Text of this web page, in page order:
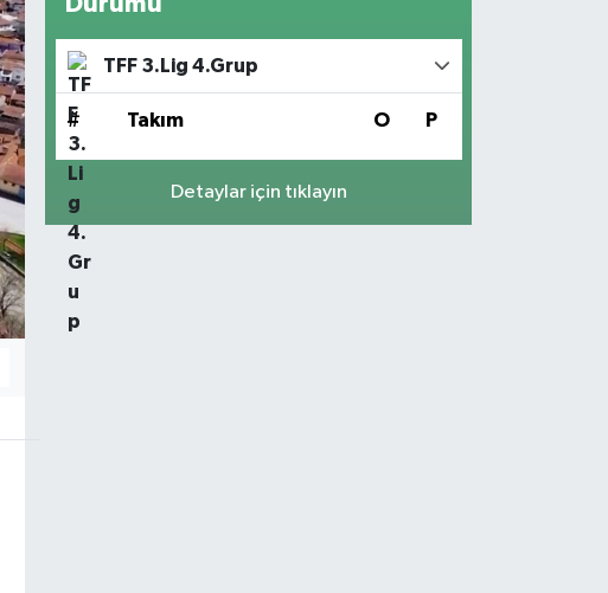
TFF 3.Lig 4.Grup
# Takım O P
Detaylar için tıklayın